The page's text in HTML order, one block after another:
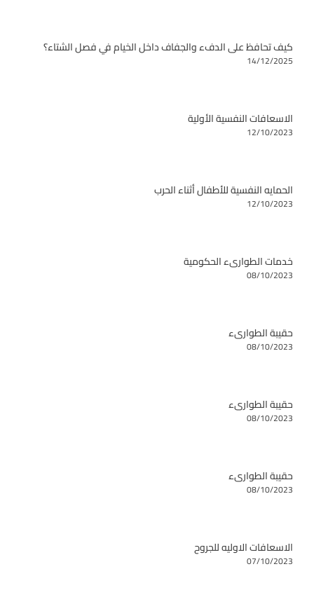
كيف تحافظ على الدفء والجفاف داخل الخيام في فصل الشتاء؟
14/12/2025
الاسعافات النفسية الأولية
12/10/2023
الحمايه النفسية للأطفال أثناء الحرب
12/10/2023
خدمات الطوارىء الحكومية
08/10/2023
حقيبة الطوارىء
08/10/2023
حقيبة الطوارىء
08/10/2023
حقيبة الطوارىء
08/10/2023
الاسعافات الاوليه للجروح
07/10/2023